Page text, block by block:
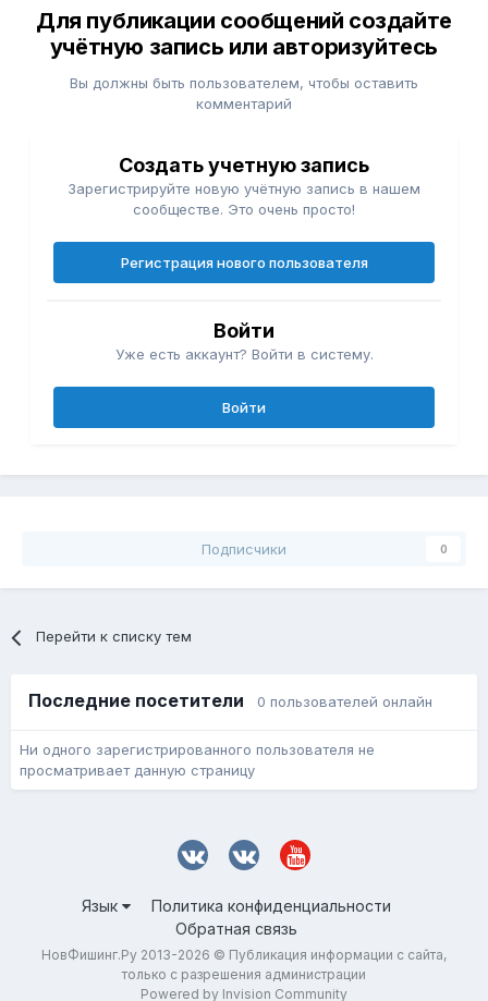
Для публикации сообщений создайте
учётную запись или авторизуйтесь
Вы должны быть пользователем, чтобы оставить
комментарий
Создать учетную запись
Зарегистрируйте новую учётную запись в нашем
сообществе. Это очень просто!
Регистрация нового пользователя
Войти
Уже есть аккаунт? Войти в систему.
Войти
Подписчики 0
Перейти к списку тем
Последние посетители 0 пользователей онлайн
Ни одного зарегистрированного пользователя не
просматривает данную страницу
Язык
Политика конфиденциальности
Обратная связь
НовФишинг.Ру 2013-2026 © Публикация информации с сайта,
только с разрешения администрации
Powered by Invision Community